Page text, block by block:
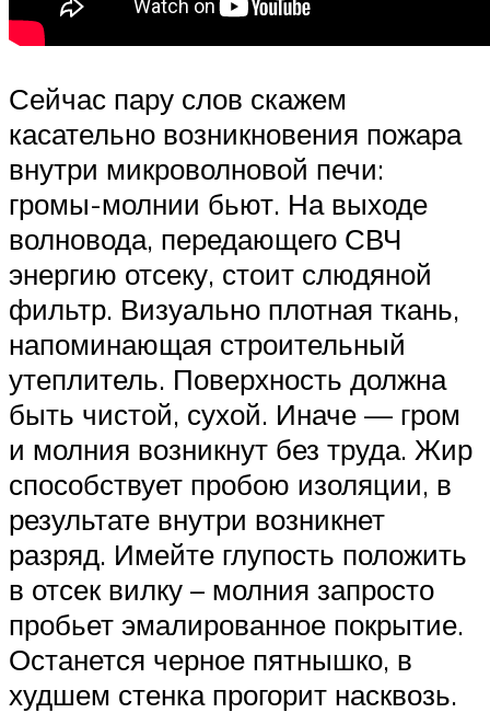
Сейчас пару слов скажем
касательно возникновения пожара
внутри микроволновой печи:
громы-молнии бьют. На выходе
волновода, передающего СВЧ
энергию отсеку, стоит слюдяной
фильтр. Визуально плотная ткань,
напоминающая строительный
утеплитель. Поверхность должна
быть чистой, сухой. Иначе — гром
и молния возникнут без труда. Жир
способствует пробою изоляции, в
результате внутри возникнет
разряд. Имейте глупость положить
в отсек вилку – молния запросто
пробьет эмалированное покрытие.
Останется черное пятнышко, в
худшем стенка прогорит насквозь.